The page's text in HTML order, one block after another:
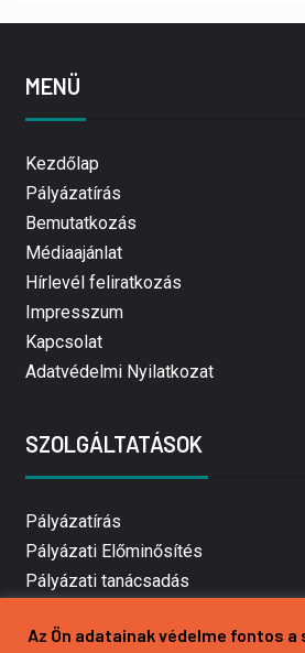
MENÜ
Kezdőlap
Pályázatírás
Bemutatkozás
Médiaajánlat
Hírlevél feliratkozás
Impresszum
Kapcsolat
Adatvédelmi Nyilatkozat
SZOLGÁLTATÁSOK
Pályázatírás
Pályázati Előminősítés
Pályázati tanácsadás
Mezőgazdasági pályázatírás
Az Ön adatainak védelme fontos a